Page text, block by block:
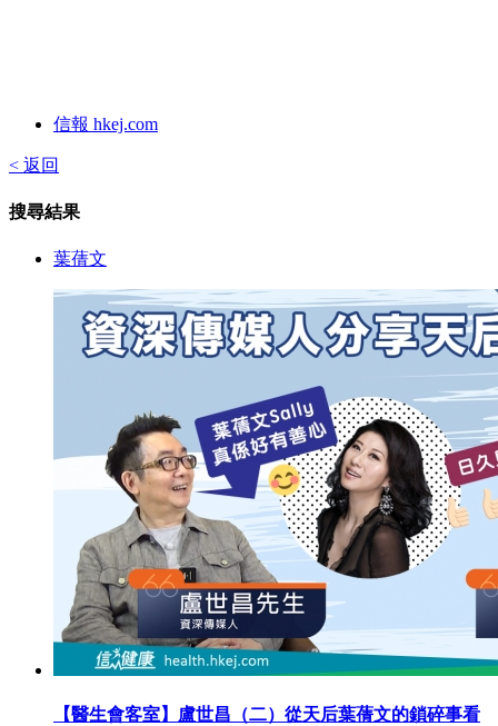
信報 hkej.com
< 返回
搜尋結果
葉蒨文
【醫生會客室】盧世昌（二）從天后葉蒨文的鎖碎事看